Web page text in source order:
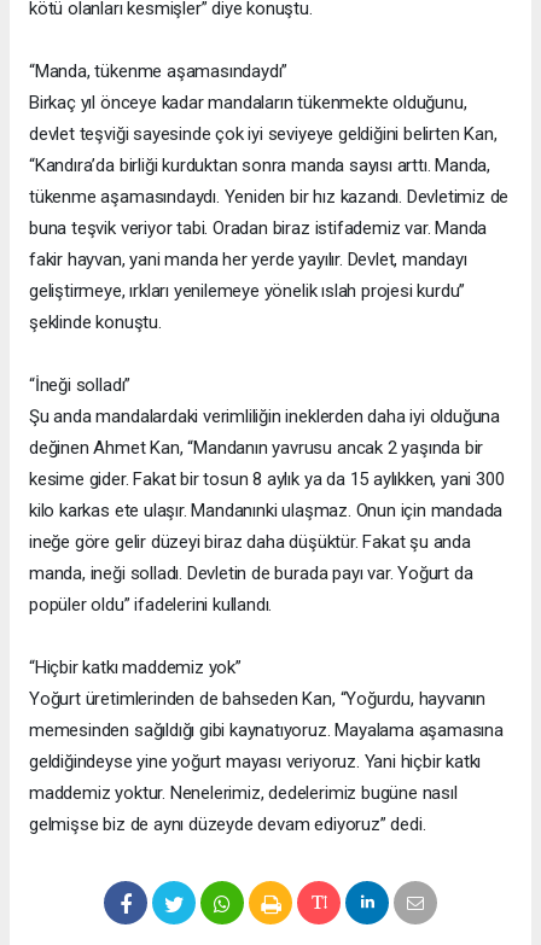
kötü olanları kesmişler” diye konuştu.
“Manda, tükenme aşamasındaydı”
Birkaç yıl önceye kadar mandaların tükenmekte olduğunu,
devlet teşviği sayesinde çok iyi seviyeye geldiğini belirten Kan,
“Kandıra’da birliği kurduktan sonra manda sayısı arttı. Manda,
tükenme aşamasındaydı. Yeniden bir hız kazandı. Devletimiz de
buna teşvik veriyor tabi. Oradan biraz istifademiz var. Manda
fakir hayvan, yani manda her yerde yayılır. Devlet, mandayı
geliştirmeye, ırkları yenilemeye yönelik ıslah projesi kurdu”
şeklinde konuştu.
“İneği solladı”
Şu anda mandalardaki verimliliğin ineklerden daha iyi olduğuna
değinen Ahmet Kan, “Mandanın yavrusu ancak 2 yaşında bir
kesime gider. Fakat bir tosun 8 aylık ya da 15 aylıkken, yani 300
kilo karkas ete ulaşır. Mandanınki ulaşmaz. Onun için mandada
ineğe göre gelir düzeyi biraz daha düşüktür. Fakat şu anda
manda, ineği solladı. Devletin de burada payı var. Yoğurt da
popüler oldu” ifadelerini kullandı.
“Hiçbir katkı maddemiz yok”
Yoğurt üretimlerinden de bahseden Kan, “Yoğurdu, hayvanın
memesinden sağıldığı gibi kaynatıyoruz. Mayalama aşamasına
geldiğindeyse yine yoğurt mayası veriyoruz. Yani hiçbir katkı
maddemiz yoktur. Nenelerimiz, dedelerimiz bugüne nasıl
gelmişse biz de aynı düzeyde devam ediyoruz” dedi.